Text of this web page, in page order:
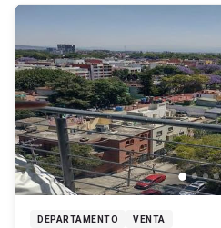
DEPARTAMENTO VENTA